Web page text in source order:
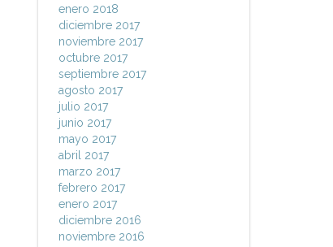
enero 2018
diciembre 2017
noviembre 2017
octubre 2017
septiembre 2017
agosto 2017
julio 2017
junio 2017
mayo 2017
abril 2017
marzo 2017
febrero 2017
enero 2017
diciembre 2016
noviembre 2016